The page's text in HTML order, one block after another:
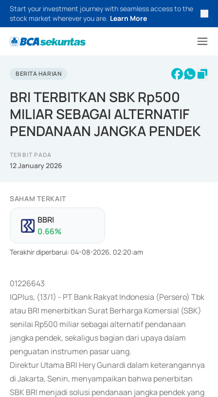
Start your investment journey with seamless access to the
stock market wherever you are. Learn More
BERITA HARIAN
BRI TERBITKAN SBK Rp500
MILIAR SEBAGAI ALTERNATIF
PENDANAAN JANGKA PENDEK
TERBIT PADA
12 January 2026
SAHAM TERKAIT
BBRI
0.66%
Terakhir diperbarui: 04-08-2026, 02:20:am
01226643
IQPlus, (13/1) - PT Bank Rakyat Indonesia (Persero) Tbk
atau BRI menerbitkan Surat Berharga Komersial (SBK)
senilai Rp500 miliar sebagai alternatif pendanaan
jangka pendek, sekaligus bagian dari upaya dalam
penguatan instrumen pasar uang.
Direktur Utama BRI Hery Gunardi dalam keterangannya
di Jakarta, Senin, menyampaikan bahwa penerbitan
SBK BRI menjadi solusi pendanaan jangka pendek yang